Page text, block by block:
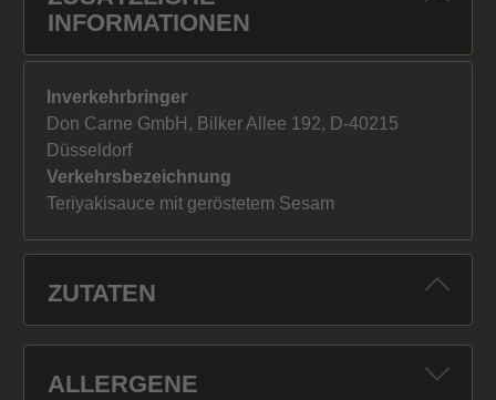
INFORMATIONEN
Inverkehrbringer
Don Carne GmbH, Bilker Allee 192, D-40215
Düsseldorf
Verkehrsbezeichnung
Teriyakisauce mit geröstetem Sesam
ZUTATEN
ALLERGENE